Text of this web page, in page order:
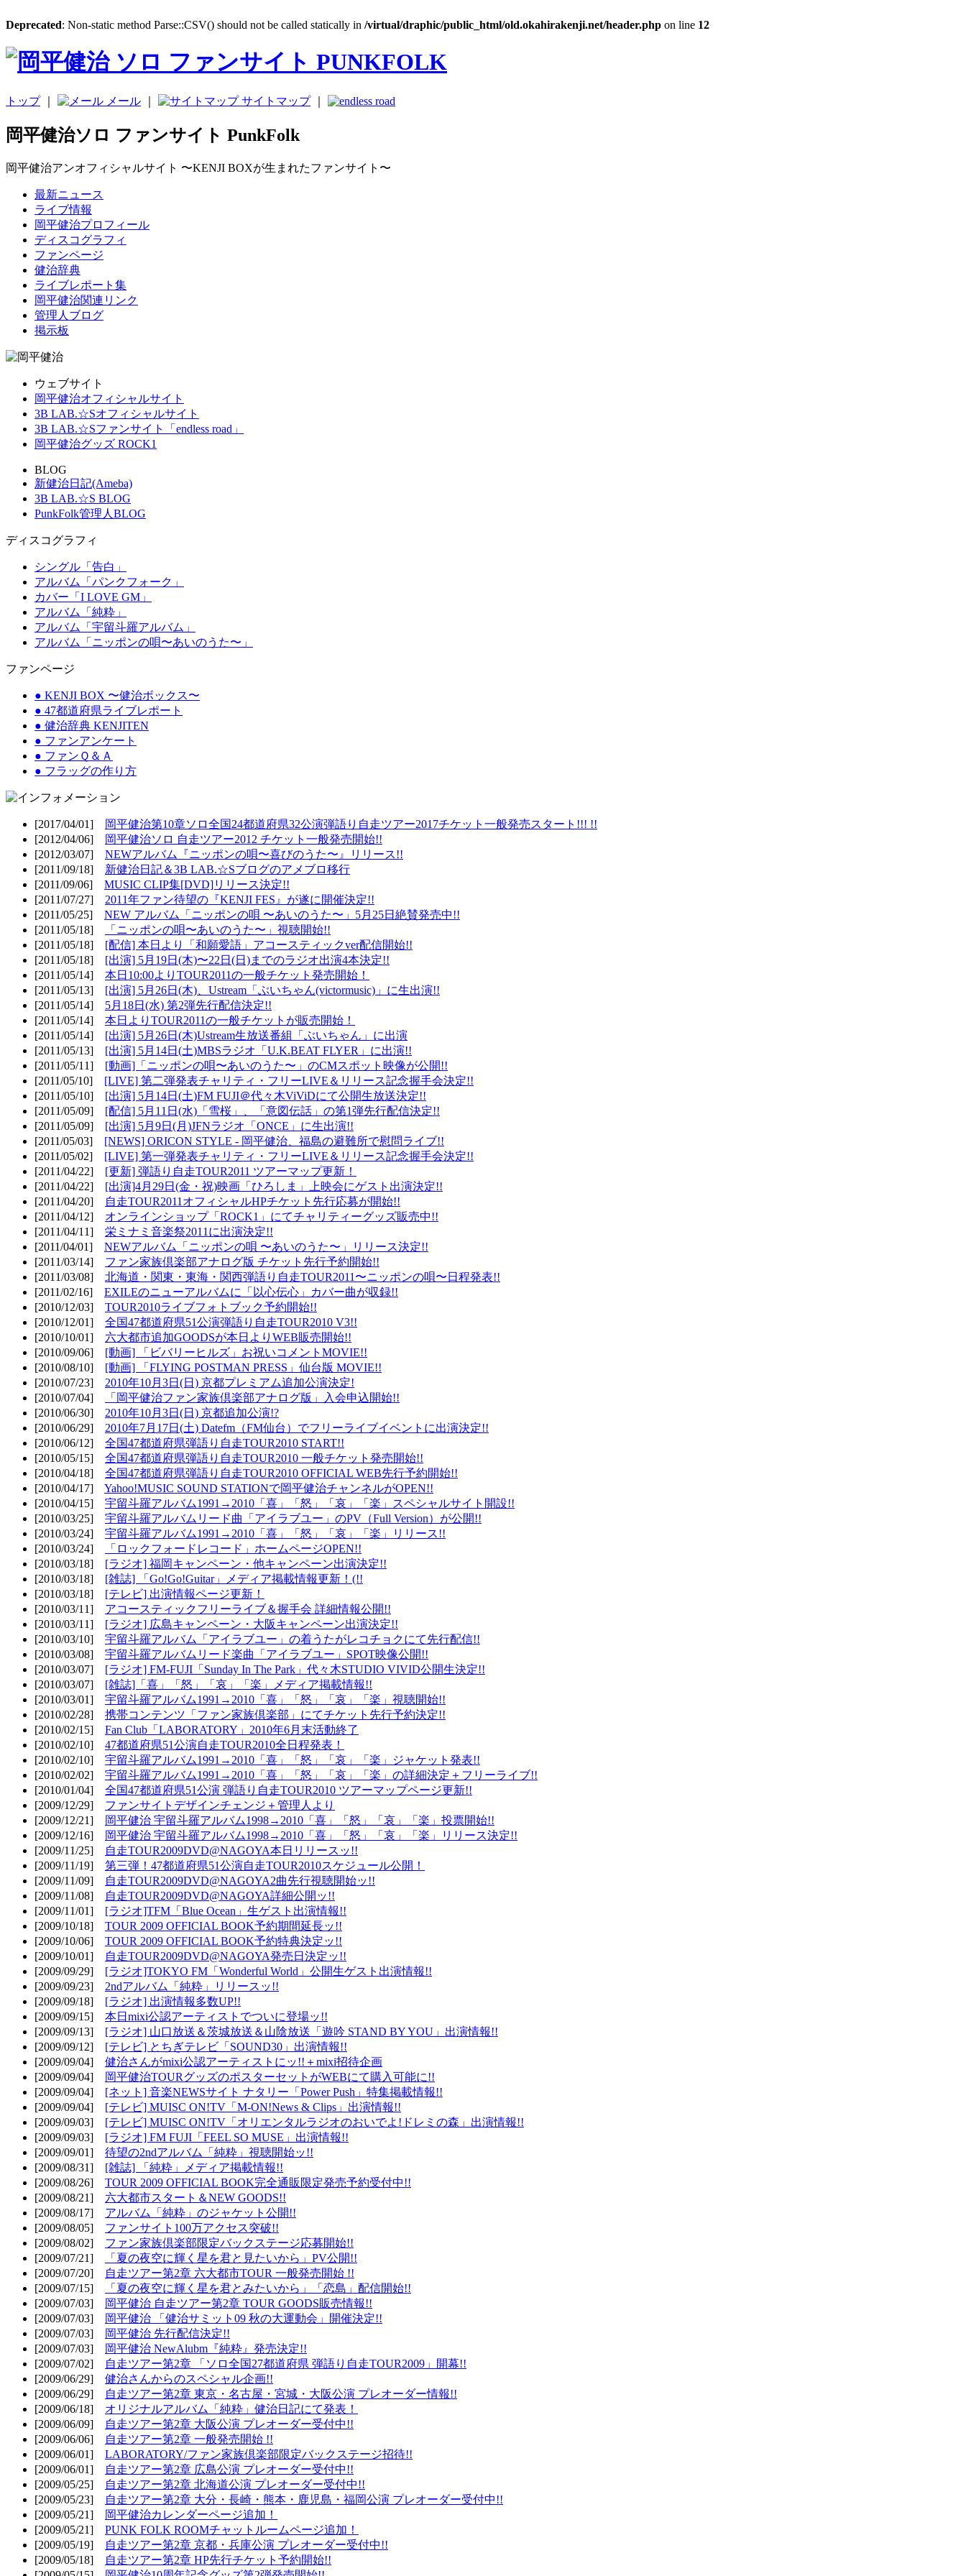
Deprecated: Non-static method Parse::CSV() should not be called statically in /virtual/draphic/public_html/old.okahirakenji.net/header.php on line 12
トップ｜ メール サイトマップ｜
岡平健治ソロ ファンサイト PunkFolk
岡平健治アンオフィシャルサイト 〜KENJI BOXが生まれたファンサイト〜
最新ニュース
ライブ情報
岡平健治プロフィール
ディスコグラフィ
ファンページ
健治辞典
ライブレポート集
岡平健治関連リンク
管理人ブログ
掲示板
ウェブサイト
岡平健治オフィシャルサイト
3B LAB.☆Sオフィシャルサイト
3B LAB.☆Sファンサイト「endless road」
岡平健治グッズ ROCK1
BLOG
新健治日記(Ameba)
3B LAB.☆S BLOG
PunkFolk管理人BLOG
ディスコグラフィ
シングル「告白」
アルバム「パンクフォーク」
カバー「I LOVE GM」
アルバム「純粋」
アルバム「宇留斗羅アルバム」
アルバム「ニッポンの唄〜あいのうた〜」
ファンページ
● KENJI BOX 〜健治ボックス〜
● 47都道府県ライブレポート
● 健治辞典 KENJITEN
● ファンアンケート
● ファンＱ＆Ａ
● フラッグの作り方
[2017/04/01]
岡平健治第10章ソロ全国24都道府県32公演弾語り自走ツアー2017チケット一般発売スタート!!! !!
[2012/04/06]
岡平健治ソロ 自走ツアー2012 チケット一般発売開始!!
[2012/03/07] NEWアルバム『ニッポンの唄〜喜びのうた〜』リリース!!
[2011/09/18] 新健治日記＆3B LAB.☆Sブログのアメブロ移行
[2011/09/06] MUSIC CLIP集[DVD]リリース決定!!
[2011/07/27] 2011年ファン待望の『KENJI FES』が遂に開催決定!!
[2011/05/25] NEW アルバム「ニッポンの唄 〜あいのうた〜」5月25日絶賛発売中!!
[2011/05/18]
「ニッポンの唄〜あいのうた〜」視聴開始!!
[2011/05/18] [配信] 本日より「和願愛語」アコースティックver配信開始!!
[2011/05/18] [出演] 5月19日(木)〜22日(日)までのラジオ出演4本決定!!
[2011/05/14] 本日10:00よりTOUR2011の一般チケット発売開始！
[2011/05/13] [出演] 5月26日(木)、Ustream「ぶいちゃん(victormusic)」に生出演!!
[2011/05/14] 5月18日(水) 第2弾先行配信決定!!
[2011/05/14] 本日よりTOUR2011の一般チケットが販売開始！
[2011/05/14] [出演] 5月26日(木)Ustream生放送番組「ぶいちゃん」に出演
[2011/05/13] [出演] 5月14日(土)MBSラジオ「U.K.BEAT FLYER」に出演!!
[2011/05/11] [動画]「ニッポンの唄〜あいのうた〜」のCMスポット映像が公開!!
[2011/05/10] [LIVE] 第二弾発表チャリティ・フリーLIVE＆リリース記念握手会決定!!
[2011/05/10] [出演] 5月14日(土)FM FUJI＠代々木ViViDにて公開生放送決定!!
[2011/05/09] [配信] 5月11日(水)「雪桜」、「意図伝話」の第1弾先行配信決定!!
[2011/05/09] [出演] 5月9日(月)JFNラジオ「ONCE」に生出演!!
[2011/05/03] [NEWS] ORICON STYLE - 岡平健治、福島の避難所で慰問ライブ!!
[2011/05/02] [LIVE] 第一弾発表チャリティ・フリーLIVE＆リリース記念握手会決定!!
[2011/04/22] [更新] 弾語り自走TOUR2011 ツアーマップ更新！
[2011/04/22] [出演]4月29日(金・祝)映画「ひろしま」上映会にゲスト出演決定!!
[2011/04/20]
自走TOUR2011オフィシャルHPチケット先行応募が開始!!
[2011/04/12] オンラインショップ「ROCK1」にてチャリティーグッズ販売中!!
[2011/04/11] 栄ミナミ音楽祭2011に出演決定!!
[2011/04/01] NEWアルバム「ニッポンの唄 〜あいのうた〜」リリース決定!!
[2011/03/14] ファン家族倶楽部アナログ版 チケット先行予約開始!!
[2011/03/08] 北海道・関東・東海・関西弾語り自走TOUR2011〜ニッポンの唄〜日程発表!!
[2011/02/16] EXILEのニューアルバムに「以心伝心」カバー曲が収録!!
[2010/12/03] TOUR2010ライブフォトブック予約開始!!
[2010/12/01] 全国47都道府県51公演弾語り自走TOUR2010 V3!!
[2010/10/01] 六大都市追加GOODSが本日よりWEB販売開始!!
[2010/09/06] [動画] 「ビバリーヒルズ」お祝いコメントMOVIE!!
[2010/08/10] [動画] 「FLYING POSTMAN PRESS」仙台版 MOVIE!!
[2010/07/23] 2010年10月3日(日) 京都プレミアム追加公演決定!
[2010/07/04]
「岡平健治ファン家族倶楽部アナログ版」入会申込開始!!
[2010/06/30] 2010年10月3日(日) 京都追加公演!?
[2010/06/29] 2010年7月17日(土) Datefm（FM仙台）でフリーライブイベントに出演決定!!
[2010/06/12] 全国47都道府県弾語り自走TOUR2010 START!!
[2010/05/15] 全国47都道府県弾語り自走TOUR2010 一般チケット発売開始!!
[2010/04/18] 全国47都道府県弾語り自走TOUR2010 OFFICIAL WEB先行予約開始!!
[2010/04/17] Yahoo!MUSIC SOUND STATIONで岡平健治チャンネルがOPEN!!
[2010/04/15] 宇留斗羅アルバム1991→2010「喜」「怒」「哀」「楽」スペシャルサイト開設!!
[2010/03/25] 宇留斗羅アルバムリード曲「アイラブユー」のPV（Full Version）が公開!!
[2010/03/24] 宇留斗羅アルバム1991→2010「喜」「怒」「哀」「楽」リリース!!
[2010/03/24]
「ロックフォードレコード」ホームページOPEN!!
[2010/03/18] [ラジオ] 福岡キャンペーン・他キャンペーン出演決定!!
[2010/03/18] [雑誌] 「Go!Go!Guitar」メディア掲載情報更新！(!!
[2010/03/18] [テレビ] 出演情報ページ更新！
[2010/03/11] アコースティックフリーライブ＆握手会 詳細情報公開!!
[2010/03/11] [ラジオ] 広島キャンペーン・大阪キャンペーン出演決定!!
[2010/03/10] 宇留斗羅アルバム「アイラブユー」の着うたがレコチョクにて先行配信!!
[2010/03/08] 宇留斗羅アルバムリード楽曲「アイラブユー」SPOT映像公開!!
[2010/03/07] [ラジオ] FM-FUJI「Sunday In The Park」代々木STUDIO VIVID公開生決定!!
[2010/03/07] [雑誌]「喜」「怒」「哀」「楽」メディア掲載情報!!
[2010/03/01] 宇留斗羅アルバム1991→2010「喜」「怒」「哀」「楽」視聴開始!!
[2010/02/28] 携帯コンテンツ「ファン家族倶楽部」にてチケット先行予約決定!!
[2010/02/15] Fan Club「LABORATORY」2010年6月末活動終了
[2010/02/10] 47都道府県51公演自走TOUR2010全日程発表！
[2010/02/10] 宇留斗羅アルバム1991→2010「喜」「怒」「哀」「楽」ジャケット発表!!
[2010/02/02] 宇留斗羅アルバム1991→2010「喜」「怒」「哀」「楽」の詳細決定＋フリーライブ!!
[2010/01/04] 全国47都道府県51公演 弾語り自走TOUR2010 ツアーマップページ更新!!
[2009/12/29] ファンサイトデザインチェンジ＋管理人より
[2009/12/21]
岡平健治 宇留斗羅アルバム1998→2010「喜」「怒」「哀」「楽」投票開始!!
[2009/12/16]
岡平健治 宇留斗羅アルバム1998→2010「喜」「怒」「哀」「楽」リリース決定!!
[2009/11/25]
自走TOUR2009DVD@NAGOYA本日リリースッ!!
[2009/11/19] 第三弾！47都道府県51公演自走TOUR2010スケジュール公開！
[2009/11/09]
自走TOUR2009DVD@NAGOYA2曲先行視聴開始ッ!!
[2009/11/08]
自走TOUR2009DVD@NAGOYA詳細公開ッ!!
[2009/11/01] [ラジオ]TFM「Blue Ocean」生ゲスト出演情報!!
[2009/10/18] TOUR 2009 OFFICIAL BOOK予約期間延長ッ!!
[2009/10/06] TOUR 2009 OFFICIAL BOOK予約特典決定ッ!!
[2009/10/01]
自走TOUR2009DVD@NAGOYA発売日決定ッ!!
[2009/09/29] [ラジオ]TOKYO FM「Wonderful World」公開生ゲスト出演情報!!
[2009/09/23] 2ndアルバム「純粋」リリースッ!!
[2009/09/18] [ラジオ] 出演情報多数UP!!
[2009/09/15] 本日mixi公認アーティストでついに登場ッ!!
[2009/09/13] [ラジオ] 山口放送＆茨城放送＆山陰放送「遊吟 STAND BY YOU」出演情報!!
[2009/09/12] [テレビ] とちぎテレビ「SOUND30」出演情報!!
[2009/09/04] 健治さんがmixi公認アーティストにッ!!＋mixi招待企画
[2009/09/04]
岡平健治TOURグッズのポスターセットがWEBにて購入可能に!!
[2009/09/04] [ネット] 音楽NEWSサイト ナタリー「Power Push」特集掲載情報!!
[2009/09/04] [テレビ] MUISC ON!TV「M-ON!News & Clips」出演情報!!
[2009/09/03] [テレビ] MUISC ON!TV「オリエンタルラジオのおいでよ!ドレミの森」出演情報!!
[2009/09/03] [ラジオ] FM FUJI「FEEL SO MUSE」出演情報!!
[2009/09/01] 待望の2ndアルバム「純粋」視聴開始ッ!!
[2009/08/31] [雑誌] 「純粋」メディア掲載情報!!
[2009/08/26] TOUR 2009 OFFICIAL BOOK完全通販限定発売予約受付中!!
[2009/08/21] 六大都市スタート＆NEW GOODS!!
[2009/08/17] アルバム「純粋」のジャケット公開!!
[2009/08/05] ファンサイト100万アクセス突破!!
[2009/08/02] ファン家族倶楽部限定バックステージ応募開始!!
[2009/07/21]
「夏の夜空に輝く星を君と見たいから」PV公開!!
[2009/07/20]
自走ツアー第2章 六大都市TOUR 一般発売開始 !!
[2009/07/15]
「夏の夜空に輝く星を君とみたいから」「恋島」配信開始!!
[2009/07/03]
岡平健治 自走ツアー第2章 TOUR GOODS販売情報!!
[2009/07/03]
岡平健治 「健治サミット09 秋の大運動会」開催決定!!
[2009/07/03]
岡平健治 先行配信決定!!
[2009/07/03]
岡平健治 NewAlubm『純粋』発売決定!!
[2009/07/02]
自走ツアー第2章 「ソロ全国27都道府県 弾語り自走TOUR2009」開幕!!
[2009/06/29] 健治さんからのスペシャル企画!!
[2009/06/29]
自走ツアー第2章 東京・名古屋・宮城・大阪公演 プレオーダー情報!!
[2009/06/18] オリジナルアルバム「純粋」健治日記にて発表！
[2009/06/09]
自走ツアー第2章 大阪公演 プレオーダー受付中!!
[2009/06/06]
自走ツアー第2章 一般発売開始 !!
[2009/06/01] LABORATORY/ファン家族倶楽部限定バックステージ招待!!
[2009/06/01]
自走ツアー第2章 広島公演 プレオーダー受付中!!
[2009/05/25]
自走ツアー第2章 北海道公演 プレオーダー受付中!!
[2009/05/23]
自走ツアー第2章 大分・長崎・熊本・鹿児島・福岡公演 プレオーダー受付中!!
[2009/05/21]
岡平健治カレンダーページ追加！
[2009/05/21] PUNK FOLK ROOMチャットルームページ追加！
[2009/05/19]
自走ツアー第2章 京都・兵庫公演 プレオーダー受付中!!
[2009/05/18]
自走ツアー第2章 HP先行チケット予約開始!!